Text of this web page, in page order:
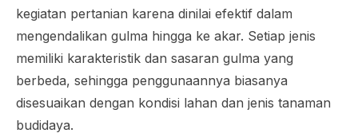
kegiatan pertanian karena dinilai efektif dalam
mengendalikan gulma hingga ke akar. Setiap jenis
memiliki karakteristik dan sasaran gulma yang
berbeda, sehingga penggunaannya biasanya
disesuaikan dengan kondisi lahan dan jenis tanaman
budidaya.